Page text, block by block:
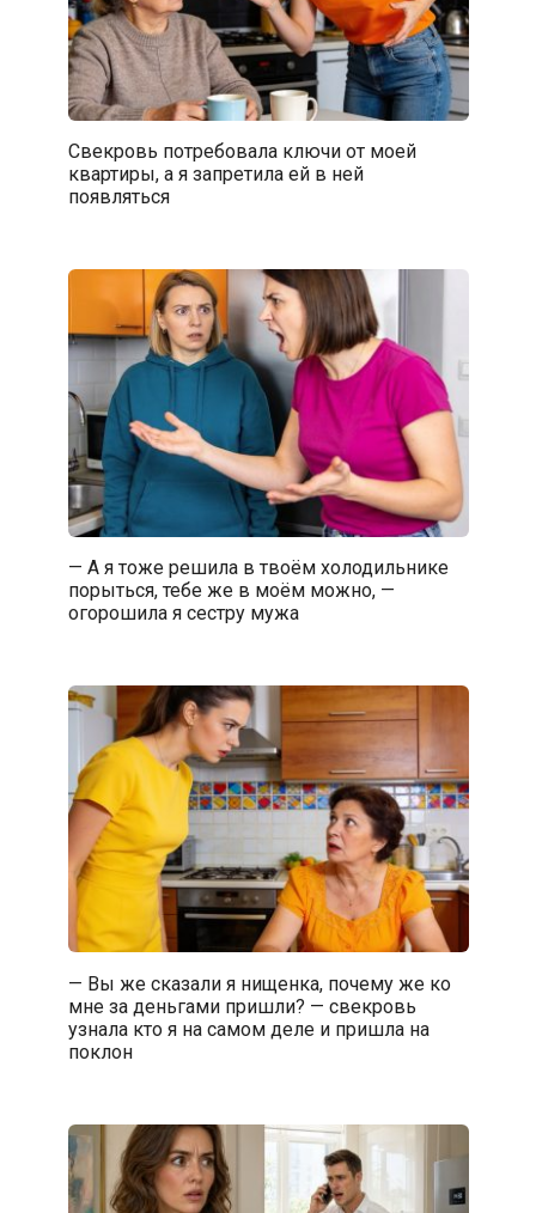
Свекровь потребовала ключи от моей
квартиры, а я запретила ей в ней
появляться
— А я тоже решила в твоём холодильнике
порыться, тебе же в моём можно, —
огорошила я сестру мужа
— Вы же сказали я нищенка, почему же ко
мне за деньгами пришли? — свекровь
узнала кто я на самом деле и пришла на
поклон